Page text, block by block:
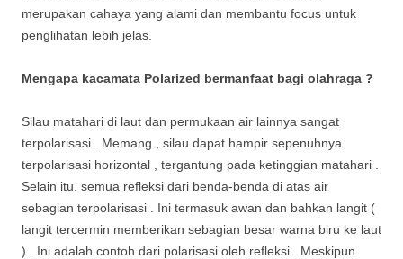
merupakan cahaya yang alami dan membantu focus untuk
penglihatan lebih jelas.
Mengapa kacamata Polarized bermanfaat bagi olahraga ?
Silau matahari di laut dan permukaan air lainnya sangat
terpolarisasi . Memang , silau dapat hampir sepenuhnya
terpolarisasi horizontal , tergantung pada ketinggian matahari .
Selain itu, semua refleksi dari benda-benda di atas air
sebagian terpolarisasi . Ini termasuk awan dan bahkan langit (
langit tercermin memberikan sebagian besar warna biru ke laut
) . Ini adalah contoh dari polarisasi oleh refleksi . Meskipun